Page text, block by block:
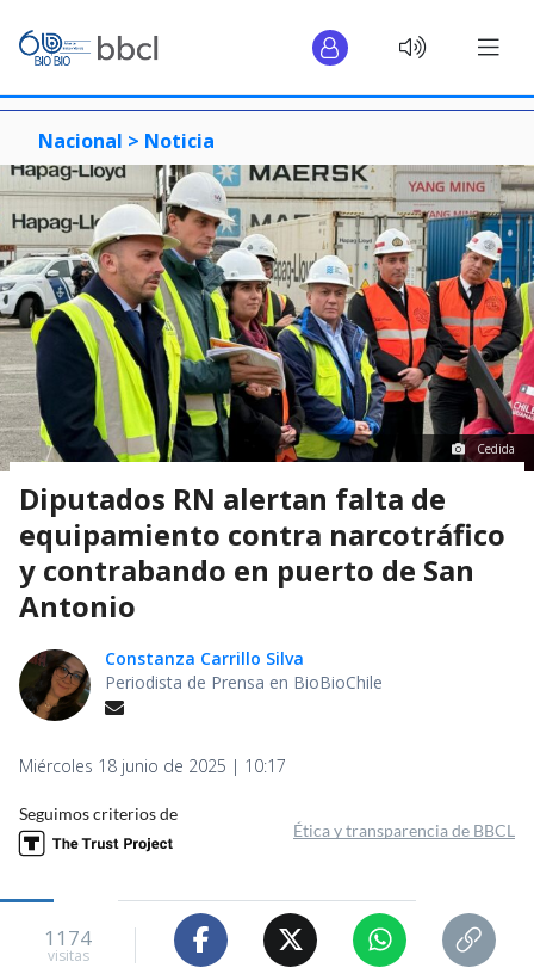
Nacional > Noticia
Cedida
Diputados RN alertan falta de
equipamiento contra narcotráfico
y contrabando en puerto de San
Antonio
Constanza Carrillo Silva
Periodista de Prensa en BioBioChile
Miércoles 18 junio de 2025 | 10:17
Seguimos criterios de
Ética y transparencia de BBCL
1174
visitas